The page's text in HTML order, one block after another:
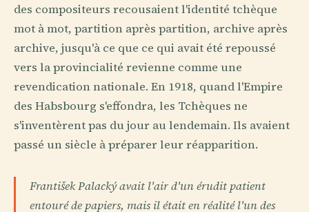
des compositeurs recousaient l'identité tchèque
mot à mot, partition après partition, archive après
archive, jusqu'à ce que ce qui avait été repoussé
vers la provincialité revienne comme une
revendication nationale. En 1918, quand l'Empire
des Habsbourg s'effondra, les Tchèques ne
s'inventèrent pas du jour au lendemain. Ils avaient
passé un siècle à préparer leur réapparition.
František Palacký avait l'air d'un érudit patient
entouré de papiers, mais il était en réalité l'un des